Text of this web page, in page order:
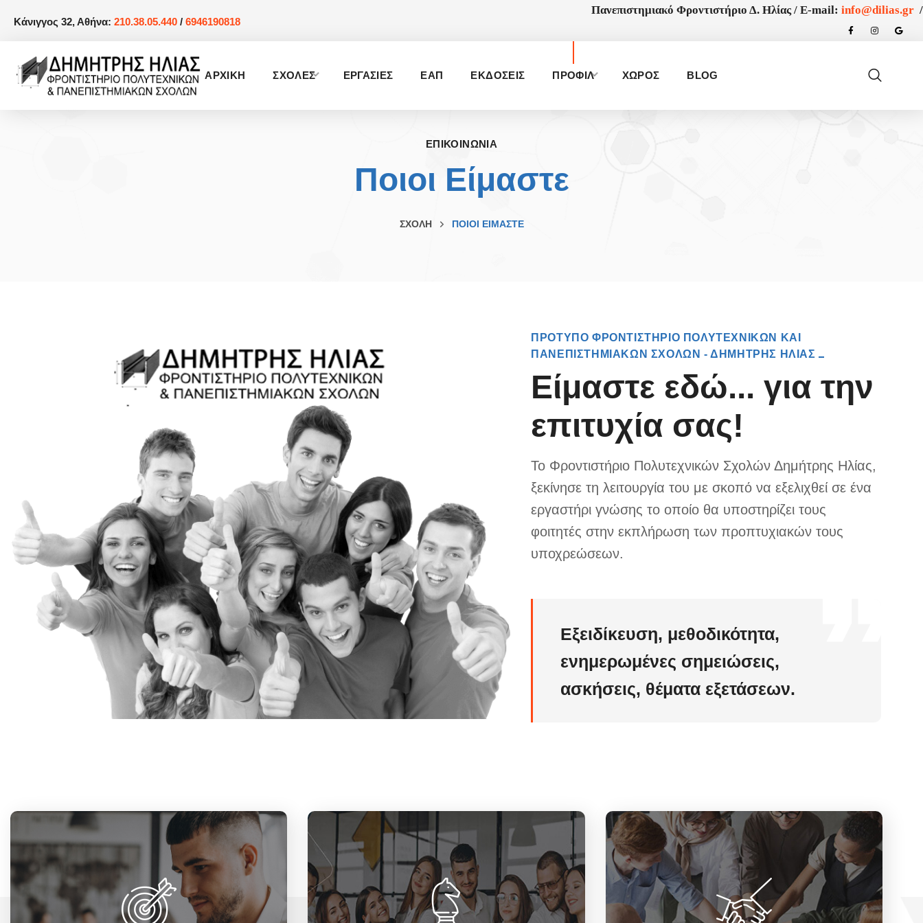
Κάνιγγος 32, Αθήνα: 210.38.05.440 / 6946190818
Πανεπιστημιακό Φροντιστήριο Δ. Ηλίας / E-mail: info@dilias.gr/
AΡΧΙΚΗ ΣΧΟΛΕΣ ΕΡΓΑΣΙΕΣ ΕΑΠ ΕΚΔΟΣΕΙΣ ΠΡΟΦΙΛ ΧΩΡΟΣ BLOG
ΕΠΙΚΟΙΝΩΝΙΑ
Ποιοι Είμαστε
ΣΧΟΛΗ ΠΟΙΟΙ ΕΊΜΑΣΤΕ
ΠΡΟΤΥΠΟ ΦΡΟΝΤΙΣΤΗΡΙΟ ΠΟΛΥΤΕΧΝΙΚΩΝ ΚΑΙ
ΠΑΝΕΠΙΣΤΗΜΙΑΚΩΝ ΣΧΟΛΩΝ - ΔΗΜΗΤΡΗΣ ΗΛΙΑΣ
Είμαστε εδώ... για την
επιτυχία σας!
Το Φροντιστήριο Πολυτεχνικών Σχολών Δημήτρης Ηλίας,
ξεκίνησε τη λειτουργία του με σκοπό να εξελιχθεί σε ένα
εργαστήρι γνώσης το οποίο θα υποστηρίζει τους
φοιτητές στην εκπλήρωση των προπτυχιακών τους
υποχρεώσεων.
Εξειδίκευση, μεθοδικότητα,
ενημερωμένες σημειώσεις,
ασκήσεις, θέματα εξετάσεων.
Στόχος του φροντιστηρίου μας είναι να
είμαστε πολύτιμοι αρωγοί
στην
προσπάθεια των φοιτητών για την επίτευξη
Το όραμα μας, είναι να αποτελούμε ένα
πρότυπο πανεπιστημιακό και πολυτεχνικό
φροντιστήριο, που μέσα απο την συνεχή
Στο φροντιστήριο μας έχουμε αξίες που
παραμένουν αναλλοίωτες και πρεσβεύουν
την φιλοσοφία μας. Ακεραιότητα,